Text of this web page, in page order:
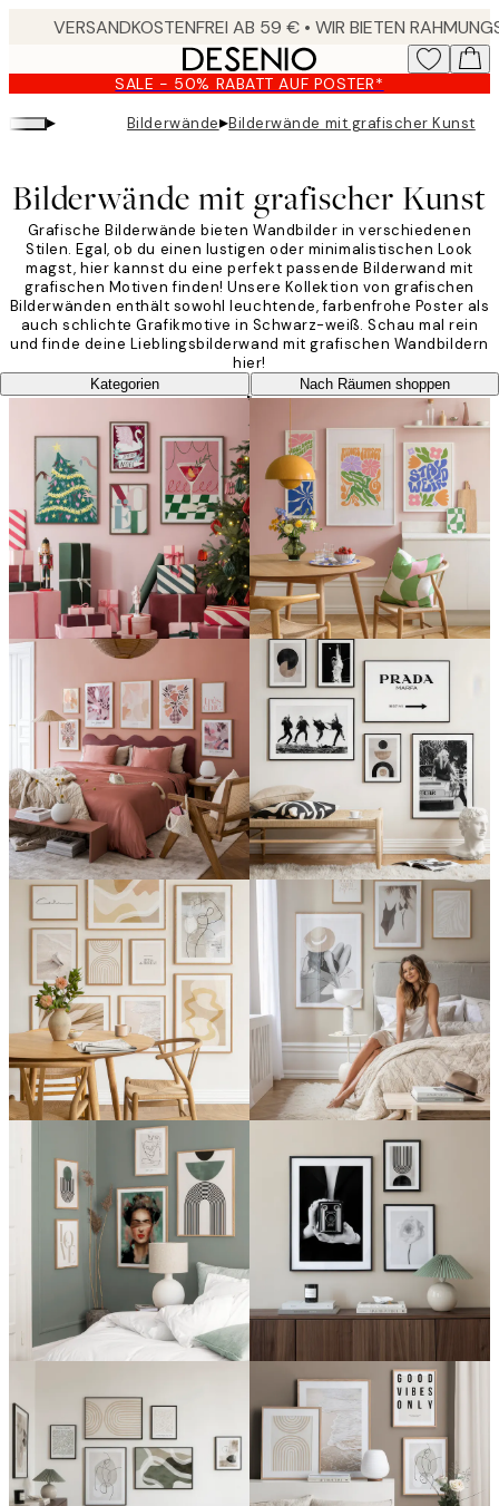
content.
SALE - 50% RABATT AUF POSTER*
▸ Bilderwände▸Bilderwände mit grafischer Kunst
Bilderwände mit grafischer Kunst
Grafische Bilderwände bieten Wandbilder in verschiedenen
Stilen. Egal, ob du einen lustigen oder minimalistischen Look
magst, hier kannst du eine perfekt passende Bilderwand mit
grafischen Motiven finden! Unsere Kollektion von grafischen
Bilderwänden enthält sowohl leuchtende, farbenfrohe Poster als
auch schlichte Grafikmotive in Schwarz-weiß. Schau mal rein
und finde deine Lieblingsbilderwand mit grafischen Wandbildern
hier!
Kategorien Nach Räumen shoppen